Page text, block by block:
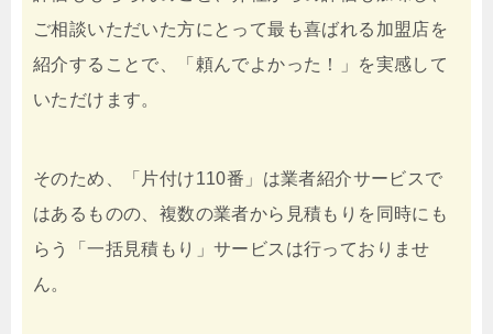
ご相談いただいた方にとって最も喜ばれる加盟店を
紹介することで、「頼んでよかった！」を実感して
いただけます。
そのため、「片付け110番」は業者紹介サービスで
はあるものの、複数の業者から見積もりを同時にも
らう「一括見積もり」サービスは行っておりませ
ん。